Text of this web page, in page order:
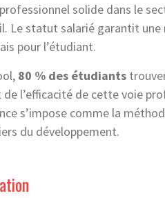
solide dans le
Le statut salarié garantit
pour l’étudiant.
80 % des étudiants
l’efficacité de cette voie
s’impose comme la
du développement.